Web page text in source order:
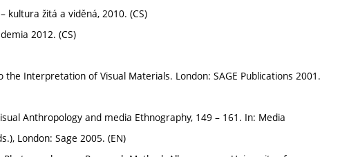
kultura žitá a viděná, 2010. (CS)
2012. (CS)
Interpretation of Visual Materials. London: SAGE Publications 2001.
Anthropology and media Ethnography, 149 – 161. In: Media
London: Sage 2005. (EN)